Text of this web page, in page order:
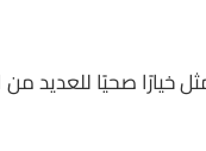
خيارًا صحيًا للعديد من